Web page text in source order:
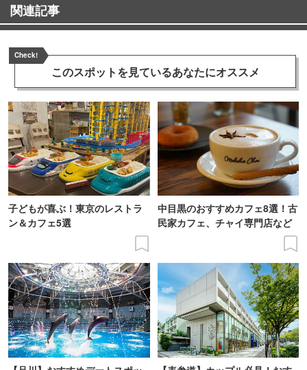
関連記事
Check!
このスポットを見ているあなたにオススメ
子どもが喜ぶ！東京のレストラ
ン＆カフェ5選
中目黒のおすすめカフェ8選！古
民家カフェ、チャイ専門店など